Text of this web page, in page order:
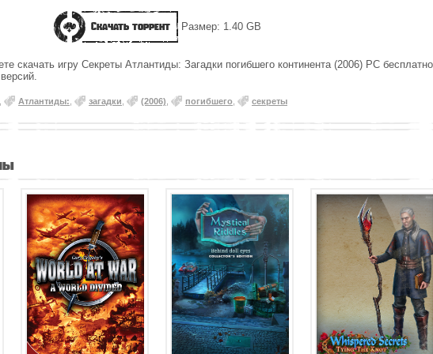
Скачать торрент Размер: 1.40 GB
скачать игру Секреты Атлантиды: Загадки погибшего континента (2006) PC бесплатно
Атлантиды: загадки (2006) погибшего секреты